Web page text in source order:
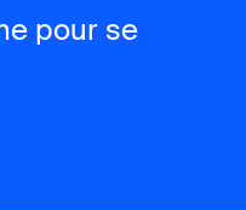
pour se